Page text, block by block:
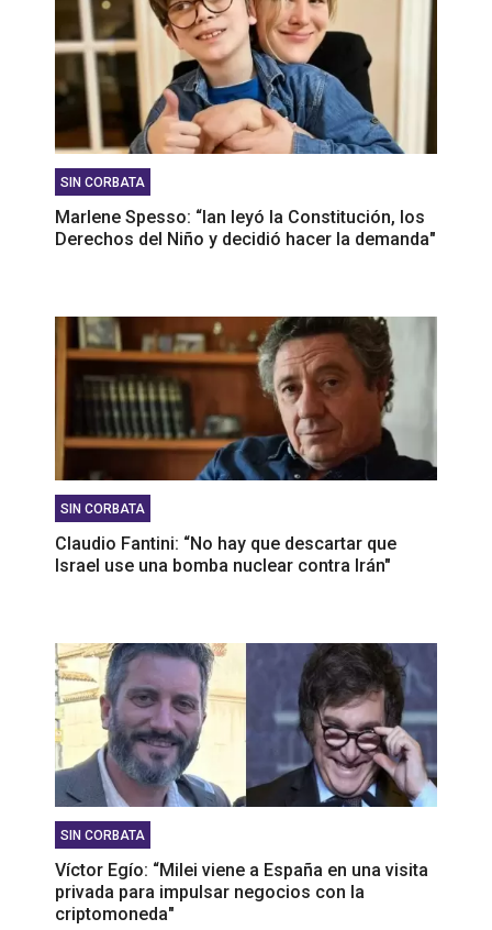
SIN CORBATA
Marlene Spesso: “Ian leyó la Constitución, los
Derechos del Niño y decidió hacer la demanda"
SIN CORBATA
Claudio Fantini: “No hay que descartar que
Israel use una bomba nuclear contra Irán"
SIN CORBATA
Víctor Egío: “Milei viene a España en una visita
privada para impulsar negocios con la
criptomoneda"